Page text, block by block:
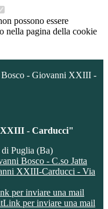
possono essere
nella pagina della cookie
- Giovanni XXIII -
XXIII - Carducci"
Puglia (Ba)
Bosco - C.so Jatta
XXIII-Carducci - Via
per inviare una mail
Link per inviare una mail